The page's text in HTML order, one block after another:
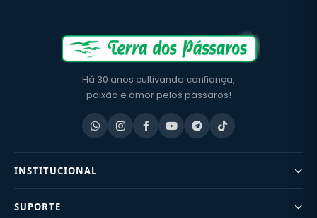
Há 30 anos cultivando confiança,
paixão e amor pelos pássaros!
INSTITUCIONAL
SUPORTE